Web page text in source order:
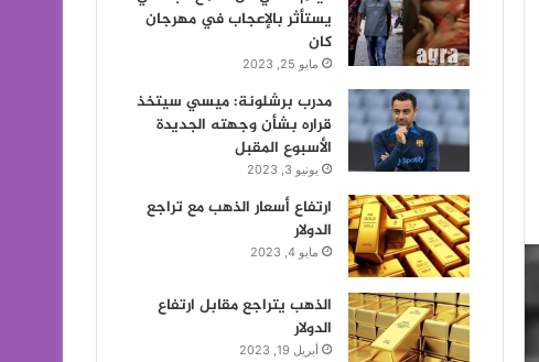
يستأثر بالإعجاب في مهرجان
كان
مايو 25, 2023
مدرب برشلونة: ميسي سيتخذ
قراره بشأن وجهته الجديدة
الأسبوع المقبل
يونيو 3, 2023
ارتفاع أسعار الذهب مع تراجع
الدولار
مايو 4, 2023
الذهب يتراجع مقابل ارتفاع
الدولار
أبريل 19, 2023